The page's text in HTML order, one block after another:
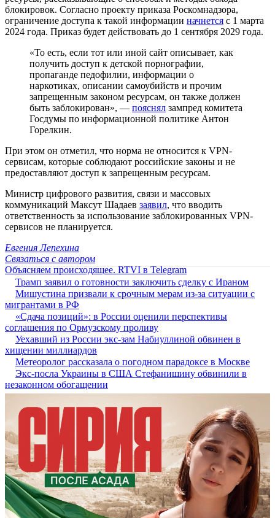
блокировок. Согласно проекту приказа Роскомнадзора,
ограничение доступа к такой информации начнется с 1 марта
2024 года. Приказ будет действовать до 1 сентября 2029 года.
«То есть, если тот или иной сайт описывает, как
получить доступ к детской порнографии,
пропаганде педофилии, информации о
наркотиках, описании самоубийств и прочим
запрещенным законом ресурсам, он также должен
быть заблокирован», — пояснял зампред комитета
Госдумы по информационной политике Антон
Горелкин.
При этом он отметил, что норма не относится к VPN-
сервисам, которые соблюдают российские законы и не
предоставляют доступ к запрещенным ресурсам.
Министр цифрового развития, связи и массовых
коммуникаций Максут Шадаев заявил, что вводить
ответственность за использование заблокированных VPN-
сервисов не планируется.
Евгения Лепехина
Связаться с автором
Объясняем происходящее. RTVI в Telegram
Трамп заявил о готовности заключить сделку с Ираном
Мишустина призвали к срочным мерам из-за ситуации с
мигрантами в РФ
«Сдача позиций»: в России оценили перспективы
соглашения по Ормузскому проливу
Уехавший из России экс-зам Набиуллиной обвинен в
хищении миллиардов
Метеоролог рассказала о погодном парадоксе в Москве
Экс-посла Украины в США Стефанишину обвинили в
незаконном обогащении